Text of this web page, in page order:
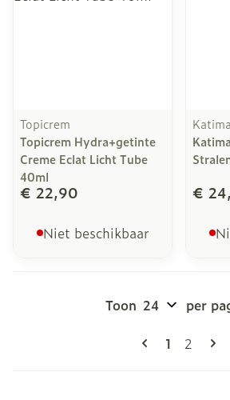
Topicrem
Topicrem Hydra+getinte
Creme Eclat Licht Tube
40ml
€ 22,90
Niet beschikbaar
€
Pagina's
U lees
1 Pagina
2
Toon per